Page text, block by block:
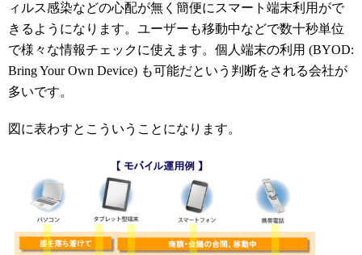
ィルス感染などの心配が無く簡便にスマート端末利用がで
きるようになります。ユーザーも移動中などで数十秒単位
で様々な情報チェックに使えます。個人端末の利用 (BYOD:
Bring Your Own Device) も可能だという判断をされる会社が
多いです。
図に表わすとこういうことになります。